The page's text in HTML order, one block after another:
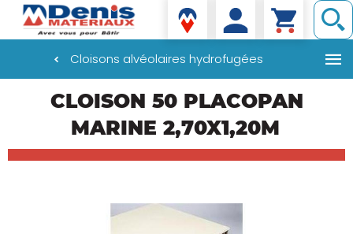
Denis matériaux
Cloisons alvéolaires hydrofugées
CLOISON 50 PLACOPAN
MARINE 2,70X1,20M